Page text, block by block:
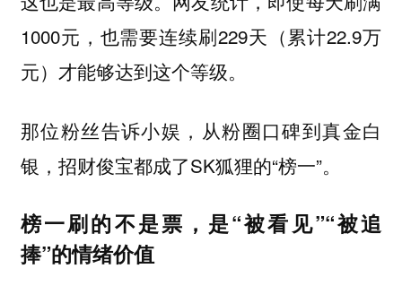
1000元，也需要连续刷229天（累计22.9万
元）才能够达到这个等级。
那位粉丝告诉小娱，从粉圈口碑到真金白
银，招财俊宝都成了SK狐狸的“榜一”。
榜一刷的不是票，是“被看见”“被追
捧”的情绪价值